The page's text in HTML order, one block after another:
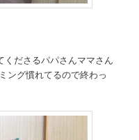
くださるパパさんママさん
ング慣れてるので終わっ